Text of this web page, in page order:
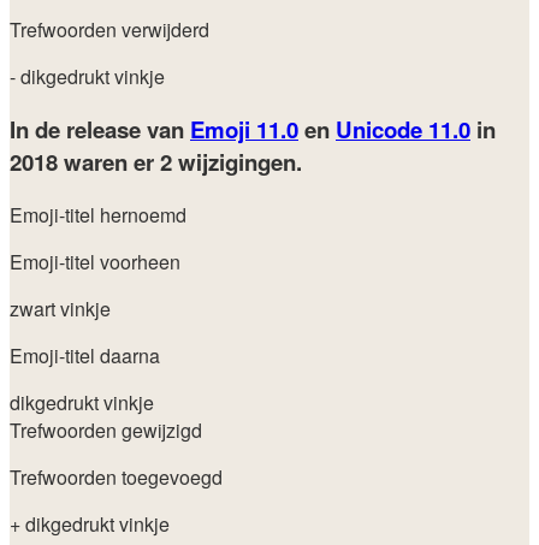
Trefwoorden verwijderd
- dikgedrukt vinkje
In de release van Emoji 11.0en Unicode 11.0 in
2018waren er 2 wijzigingen.
Emoji-titel hernoemd
Emoji-titel voorheen
zwart vinkje
Emoji-titel daarna
dikgedrukt vinkje
Trefwoorden gewijzigd
Trefwoorden toegevoegd
+ dikgedrukt vinkje